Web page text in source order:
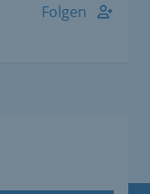
Folgen